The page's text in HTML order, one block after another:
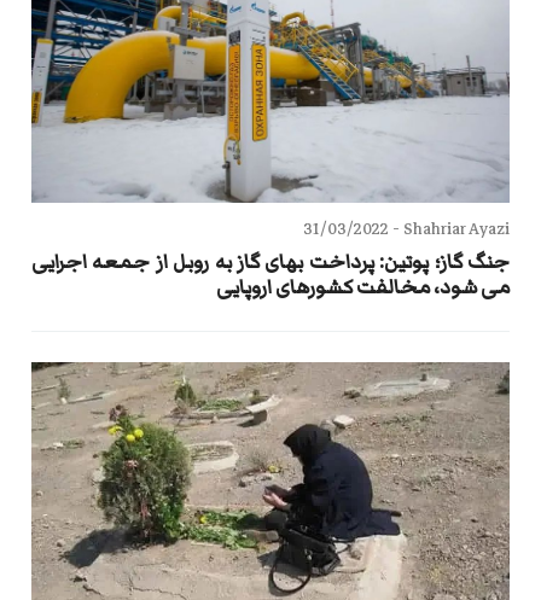
Shahriar Ayazi -
31/03/2022
جنگ گاز؛ پوتین: پرداخت بهای گاز به روبل از جمعه اجرایی
می شود، مخالفت کشورهای اروپایی